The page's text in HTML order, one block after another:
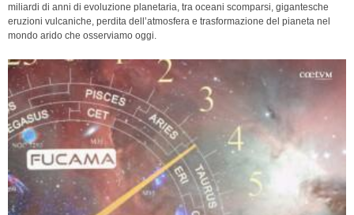
miliardi di anni di evoluzione planetaria, tra oceani scomparsi, gigantesche
eruzioni vulcaniche, perdita dell’atmosfera e trasformazione del pianeta nel
mondo arido che osserviamo oggi.